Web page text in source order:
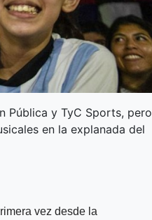
Pública y TyC Sports, pero
en la explanada del
vez desde la